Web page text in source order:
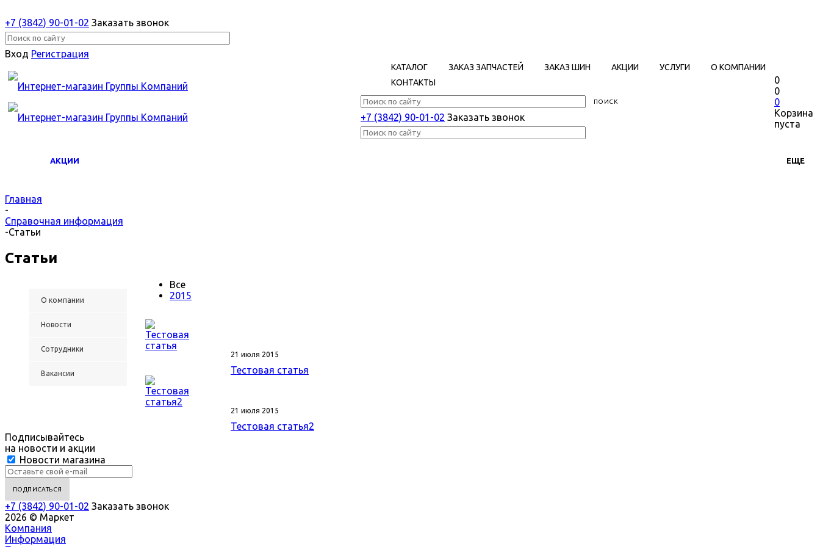
+7 (3842) 90-01-02 Заказать звонок
Вход Регистрация
КАТАЛОГ ЗАКАЗ ЗАПЧАСТЕЙ ЗАКАЗ ШИН АКЦИИ УСЛУГИ
О КОМПАНИИ
КОНТАКТЫ
+7 (3842) 90-01-02 Заказать звонок
0
0
0
Корзина
пуста
АКЦИИ ЕЩЕ
Главная
-
Справочная информация
-Статьи
Статьи
О компании
Новости
Сотрудники
Вакансии
Все
2015
21 июля 2015
Тестовая статья
21 июля 2015
Тестовая статья2
Подписывайтесь
на новости и акции
Новости магазина
+7 (3842) 90-01-02 Заказать звонок
2026 © Маркет
Компания
Информация